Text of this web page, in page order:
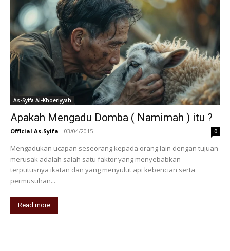
As-Syifa Al-Khoeriyyah
Apakah Mengadu Domba ( Namimah ) itu ?
Official As-Syifa - 03/04/2015 0
Mengadukan ucapan seseorang kepada orang lain dengan tujuan
merusak adalah salah satu faktor yang menyebabkan
terputusnya ikatan dan yang menyulut api kebencian serta
permusuhan...
Read more